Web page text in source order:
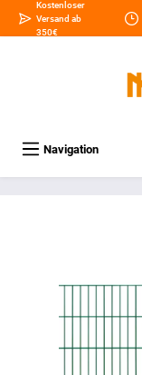
Kostenloser
Versand ab
350€
Navigation